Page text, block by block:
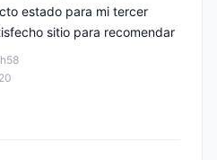
estado para mi tercer
sitio para recomendar